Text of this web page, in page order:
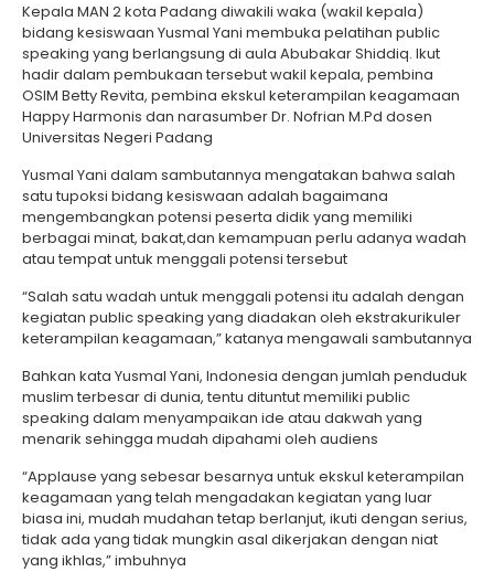
Kepala MAN 2 kota Padang diwakili waka (wakil kepala)
bidang kesiswaan Yusmal Yani membuka pelatihan public
speaking yang berlangsung di aula Abubakar Shiddiq. Ikut
hadir dalam pembukaan tersebut wakil kepala, pembina
OSIM Betty Revita, pembina ekskul keterampilan keagamaan
Happy Harmonis dan narasumber Dr. Nofrian M.Pd dosen
Universitas Negeri Padang
Yusmal Yani dalam sambutannya mengatakan bahwa salah
satu tupoksi bidang kesiswaan adalah bagaimana
mengembangkan potensi peserta didik yang memiliki
berbagai minat, bakat,dan kemampuan perlu adanya wadah
atau tempat untuk menggali potensi tersebut
“Salah satu wadah untuk menggali potensi itu adalah dengan
kegiatan public speaking yang diadakan oleh ekstrakurikuler
keterampilan keagamaan,” katanya mengawali sambutannya
Bahkan kata Yusmal Yani, Indonesia dengan jumlah penduduk
muslim terbesar di dunia, tentu dituntut memiliki public
speaking dalam menyampaikan ide atau dakwah yang
menarik sehingga mudah dipahami oleh audiens
“Applause yang sebesar besarnya untuk ekskul keterampilan
keagamaan yang telah mengadakan kegiatan yang luar
biasa ini, mudah mudahan tetap berlanjut, ikuti dengan serius,
tidak ada yang tidak mungkin asal dikerjakan dengan niat
yang ikhlas,” imbuhnya